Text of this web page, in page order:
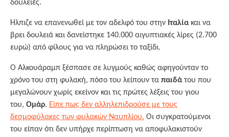
δουλειές.
Ήλπιζε να επανενωθεί με τον αδελφό του στην Ιταλίακαι να
βρει δουλειά και δανείστηκε 140.000 αιγυπτιακές λίρες (2.700
ευρώ) από φίλους για να πληρώσει το ταξίδι.
Ο Αλκουάραμπ ξέσπασε σε λυγμούς καθώς αφηγούνταν το
χρόνο του στη φυλακή, πόσο του λείπουν τα παιδάτου που
μεγαλώνουν χωρίς εκείνον και τις πρώτες λέξεις του γιου
του, Oμάρ. Είπε πως δεν αλληλεπιδρούσε με τους
δεσμοφύλακες των φυλακών Ναυπλίου. Οι συγκρατούμενοι
του είπαν ότι δεν υπήρχε περίπτωση να αποφυλακιστούν